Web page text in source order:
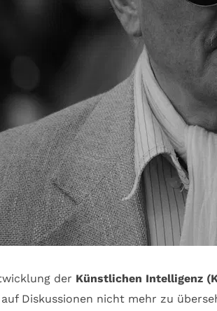
der Künstlichen Intelligenz
Diskussionen nicht mehr zu